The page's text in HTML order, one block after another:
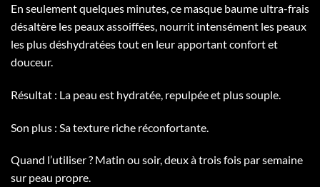
En seulement quelques minutes, ce masque baume ultra-frais
désaltère les peaux assoiffées, nourrit intensément les peaux
les plus déshydratées tout en leur apportant confort et
douceur.
Résultat : La peau est hydratée, repulpée et plus souple.
Son plus : Sa texture riche réconfortante.
Quand l’utiliser ? Matin ou soir, deux à trois fois par semaine
sur peau propre.